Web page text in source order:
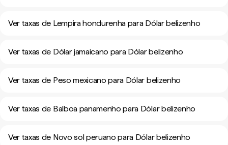
Ver taxas de Lempira hondurenha para Dólar belizenho
Ver taxas de Dólar jamaicano para Dólar belizenho
Ver taxas de Peso mexicano para Dólar belizenho
Ver taxas de Balboa panamenho para Dólar belizenho
Ver taxas de Novo sol peruano para Dólar belizenho